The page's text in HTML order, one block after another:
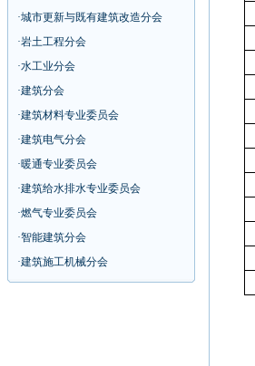
·城市更新与既有建筑改造分会
·岩土工程分会
·水工业分会
·建筑分会
·建筑材料专业委员会
·建筑电气分会
·暖通专业委员会
·建筑给水排水专业委员会
·燃气专业委员会
·智能建筑分会
·建筑施工机械分会